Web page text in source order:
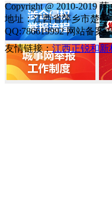
Copyright @ 2010-2019
地址：江西省萍乡市楚萍
QQ:786619992 网站备案
友情链接： 江西正锐和新